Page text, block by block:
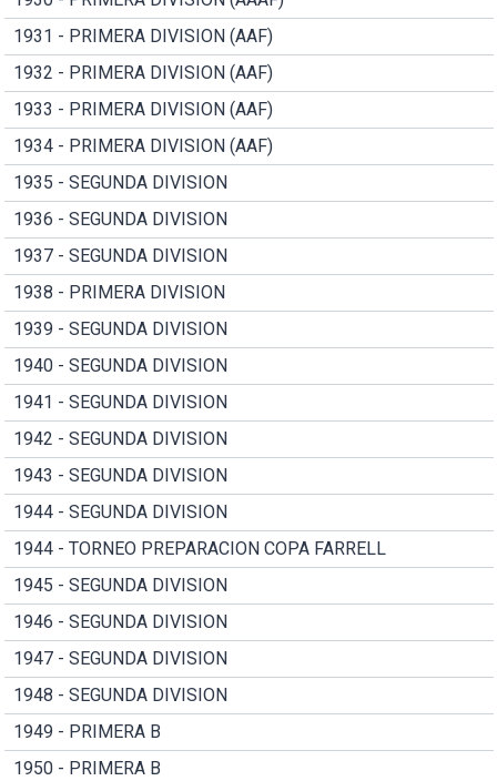
1931 - PRIMERA DIVISION (AAF)
1932 - PRIMERA DIVISION (AAF)
1933 - PRIMERA DIVISION (AAF)
1934 - PRIMERA DIVISION (AAF)
1935 - SEGUNDA DIVISION
1936 - SEGUNDA DIVISION
1937 - SEGUNDA DIVISION
1938 - PRIMERA DIVISION
1939 - SEGUNDA DIVISION
1940 - SEGUNDA DIVISION
1941 - SEGUNDA DIVISION
1942 - SEGUNDA DIVISION
1943 - SEGUNDA DIVISION
1944 - SEGUNDA DIVISION
1944 - TORNEO PREPARACION COPA FARRELL
1945 - SEGUNDA DIVISION
1946 - SEGUNDA DIVISION
1947 - SEGUNDA DIVISION
1948 - SEGUNDA DIVISION
1949 - PRIMERA B
1950 - PRIMERA B